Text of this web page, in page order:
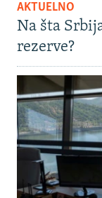
AKTUELNO
Na šta
rezerve?